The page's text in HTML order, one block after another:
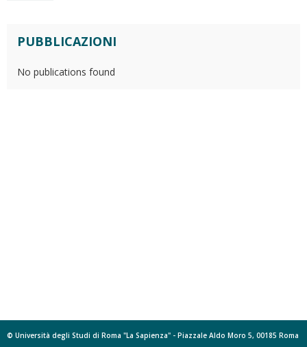
PUBBLICAZIONI
No publications found
© Università degli Studi di Roma "La Sapienza" - Piazzale Aldo Moro 5, 00185 Roma